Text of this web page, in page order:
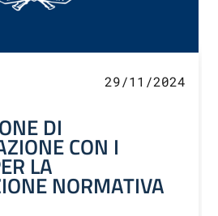
29/11/2024
DI
CON I
LA
NORMATIVA